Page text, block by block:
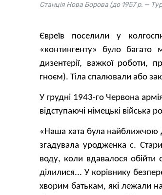
Станція Нова Борова (до 1957 р. —
Євреїв поселили у
«контингенту» було
дизентерії, важкої роботи,
гноєм). Тіла спалювали або
У грудні 1943-го Червона
відступаючі німецькі
«Наша хата була найближчою
згадувала уродженка с.
воду, коли вдавалося обійти
ділилися... У корівнику
хворим батькам, які лежали